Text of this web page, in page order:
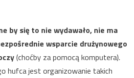
by się to nie wydawało, nie ma
wsparcie drużynowego
(choćby za pomocą komputera).
hufca jest organizowanie takich